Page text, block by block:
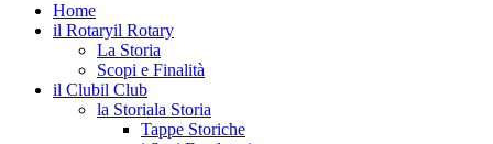
Home
il Rotaryil Rotary
La Storia
Scopi e Finalità
il Clubil Club
la Storiala Storia
Tappe Storiche